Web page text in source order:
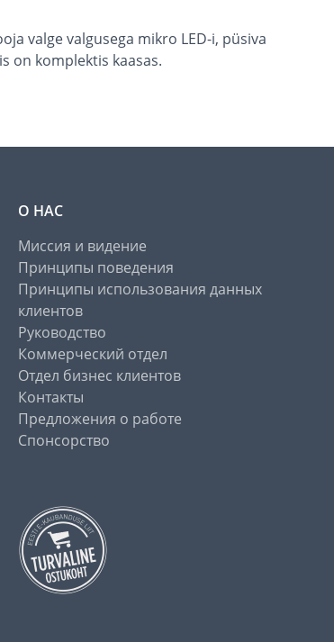
valge valgusega mikro LED-i, püsiva
on komplektis kaasas.
О НАС
Миссия и видение
Принципы поведения
Принципы использования данных
клиентов
Руководство
Коммерческий отдел
Отдел бизнес клиентов
Контакты
Предложения о работе
Спонсорство